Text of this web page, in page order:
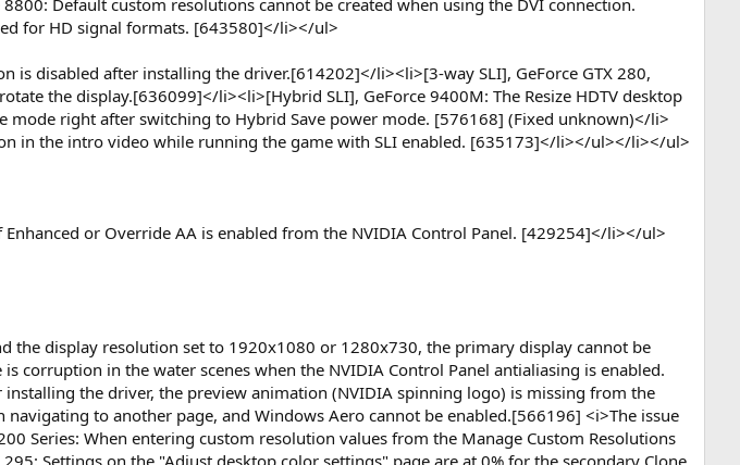
Default custom resolutions cannot be created when using the DVI connection.
for HD signal formats. [643580]</li></ul>
is disabled after installing the driver.[614202]</li><li>[3-way SLI], GeForce GTX 280,
the display.[636099]</li><li>[Hybrid SLI], GeForce 9400M: The Resize HDTV desktop
right after switching to Hybrid Save power mode. [576168] (Fixed unknown)</li>
in the intro video while running the game with SLI enabled. [635173]</li></ul></li></ul>
or Override AA is enabled from the NVIDIA Control Panel. [429254]</li></ul>
the display resolution set to 1920x1080 or 1280x730, the primary display cannot be
corruption in the water scenes when the NVIDIA Control Panel antialiasing is enabled.
the driver, the preview animation (NVIDIA spinning logo) is missing from the
to another page, and Windows Aero cannot be enabled.[566196] <i>The issue
Series: When entering custom resolution values from the Manage Custom Resolutions
Settings on the "Adjust desktop color settings" page are at 0% for the secondary Clone